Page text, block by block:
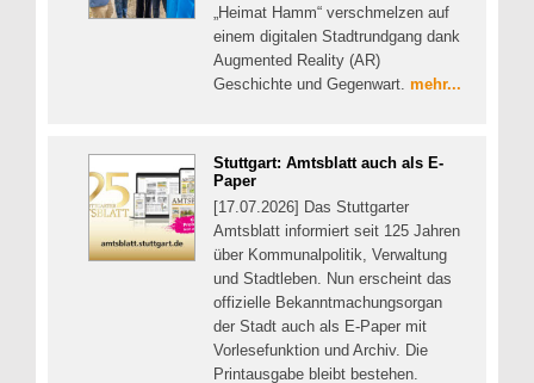
„Heimat Hamm“ verschmelzen auf
einem digitalen Stadtrundgang dank
Augmented Reality (AR)
Geschichte und Gegenwart. mehr...
Stuttgart: Amtsblatt auch als E-
Paper
[17.07.2026] Das Stuttgarter
Amtsblatt informiert seit 125 Jahren
über Kommunalpolitik, Verwaltung
und Stadtleben. Nun erscheint das
offizielle Bekanntmachungsorgan
der Stadt auch als E-Paper mit
Vorlesefunktion und Archiv. Die
Printausgabe bleibt bestehen.